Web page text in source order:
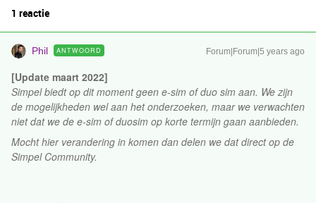
1 reactie
Phil ANTWOORD Forum|Forum|5 years ago
[Update maart 2022]
Simpel biedt op dit moment geen e-sim of duo sim aan. We zijn
de mogelijkheden wel aan het onderzoeken, maar we verwachten
niet dat we de e-sim of duosim op korte termijn gaan aanbieden.
Mocht hier verandering in komen dan delen we dat direct op de
Simpel Community.